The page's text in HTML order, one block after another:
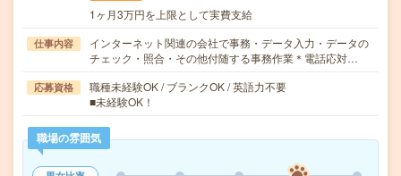
1ヶ月3万円を上限として実費支給
仕事内容
インターネット関連の会社で事務・データ入力・データの
チェック・照合・その他付随する事務作業＊電話応対…
応募資格
職種未経験OK / ブランクOK / 英語力不要
■未経験OK！
職場の雰囲気